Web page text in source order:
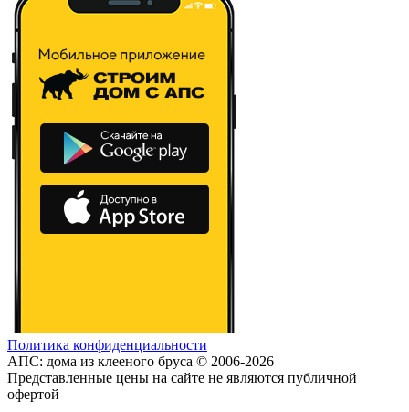
Политика конфиденциальности
АПС: дома из клееного бруса © 2006-2026
Представленные цены на сайте не являются публичной
офертой